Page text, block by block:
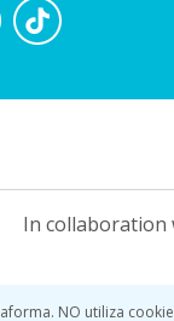
NO utiliza
In collaboration